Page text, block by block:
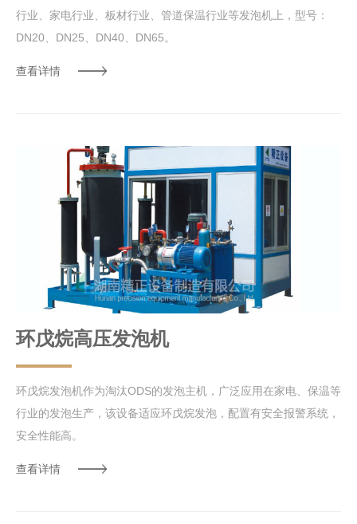
行业、家电行业、板材行业、管道保温行业等发泡机上，型号：
DN20、DN25、DN40、DN65。
查看详情
环戊烷高压发泡机
环戊烷发泡机作为淘汰ODS的发泡主机，广泛应用在家电、保温等
行业的发泡生产，该设备适应环戊烷发泡，配置有安全报警系统，
安全性能高。
查看详情